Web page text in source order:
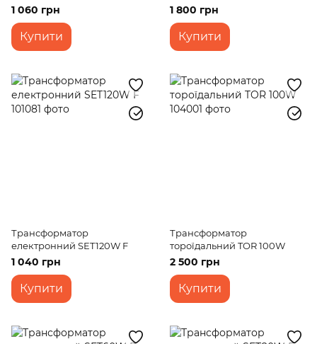
1 060 грн
Купити
1 800 грн
Купити
Трансформатор
електронний SET120W F
1 040 грн
Купити
Трансформатор
тороїдальний TOR 100W
2 500 грн
Купити